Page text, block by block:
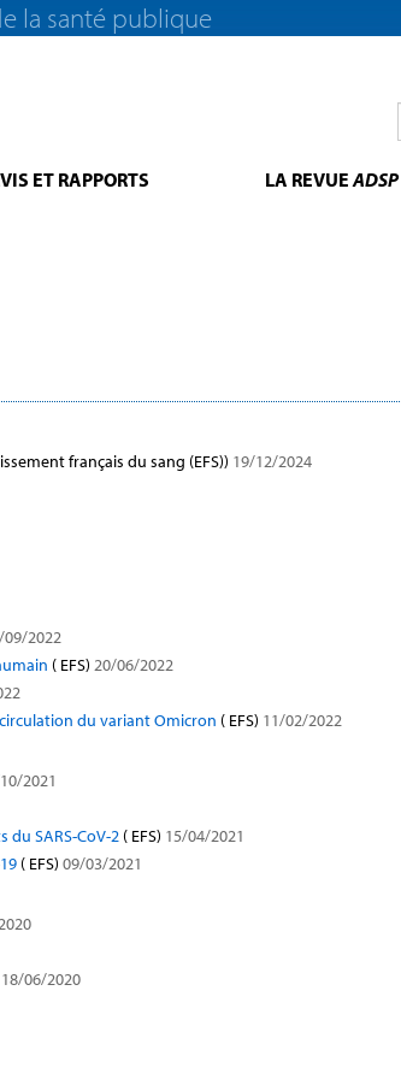
la santé publique
ET RAPPORTS LA REVUEADSP
français du sang (EFS)) 19/12/2024
09/2022
( EFS) 20/06/2022
du variant Omicron ( EFS) 11/02/2022
2021
SARS-CoV-2 ( EFS) 15/04/2021
( EFS) 09/03/2021
18/06/2020